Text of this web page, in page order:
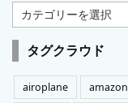
カ
テ
ゴ
リ
ー
タグクラウド
airoplane amazon